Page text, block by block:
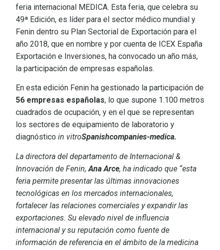
feria internacional MEDICA. Esta feria, que celebra su
49ª Edición, es líder para el sector médico mundial y
Fenin dentro su Plan Sectorial de Exportación para el
año 2018, que en nombre y por cuenta de ICEX España
Exportación e Inversiones, ha convocado un año más,
la participación de empresas españolas.
En esta edición Fenin ha gestionado la participación de
56 empresas españolas, lo que supone 1.100 metros
cuadrados de ocupación, y en el que se representan
los sectores de equipamiento de laboratorio y
diagnóstico in vitroSpanishcompanies-medica.
La directora del departamento de Internacional &
Innovación de Fenin, Ana Arce, ha indicado que “esta
feria permite presentar las últimas innovaciones
tecnológicas en los mercados internacionales,
fortalecer las relaciones comerciales y expandir las
exportaciones. Su elevado nivel de influencia
internacional y su reputación como fuente de
información de referencia en el ámbito de la medicina